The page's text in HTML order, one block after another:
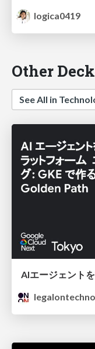
logica0419
Other
See All in